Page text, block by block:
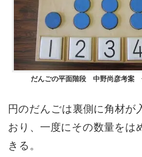
だんごの平面階段 中野尚彦考案
円のだんごは裏側に角材が
おり、一度にその数量をは
きる。